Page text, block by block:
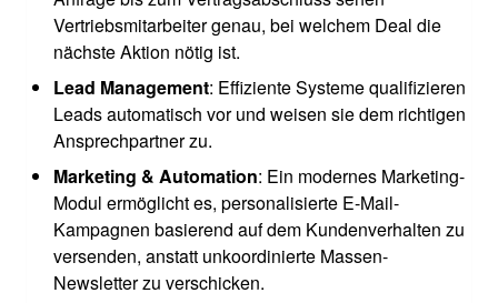
Vertriebsmitarbeiter genau, bei welchem Deal die
nächste Aktion nötig ist.
Lead Management: Effiziente Systeme qualifizieren
Leads automatisch vor und weisen sie dem richtigen
Ansprechpartner zu.
Marketing & Automation: Ein modernes Marketing-
Modul ermöglicht es, personalisierte E-Mail-
Kampagnen basierend auf dem Kundenverhalten zu
versenden, anstatt unkoordinierte Massen-
Newsletter zu verschicken.